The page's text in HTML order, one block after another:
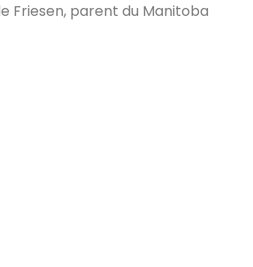
Friesen, parent du Manitoba